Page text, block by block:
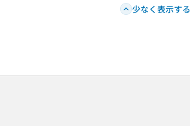
少なく表示する